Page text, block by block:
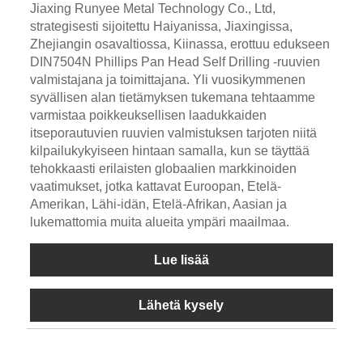
Jiaxing Runyee Metal Technology Co., Ltd,
strategisesti sijoitettu Haiyanissa, Jiaxingissa,
Zhejiangin osavaltiossa, Kiinassa, erottuu edukseen
DIN7504N Phillips Pan Head Self Drilling -ruuvien
valmistajana ja toimittajana. Yli vuosikymmenen
syvällisen alan tietämyksen tukemana tehtaamme
varmistaa poikkeuksellisen laadukkaiden
itseporautuvien ruuvien valmistuksen tarjoten niitä
kilpailukykyiseen hintaan samalla, kun se täyttää
tehokkaasti erilaisten globaalien markkinoiden
vaatimukset, jotka kattavat Euroopan, Etelä-
Amerikan, Lähi-idän, Etelä-Afrikan, Aasian ja
lukemattomia muita alueita ympäri maailmaa.
Lue lisää
Lähetä kysely